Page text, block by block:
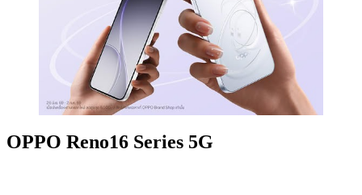
OPPO Reno16 Series 5G